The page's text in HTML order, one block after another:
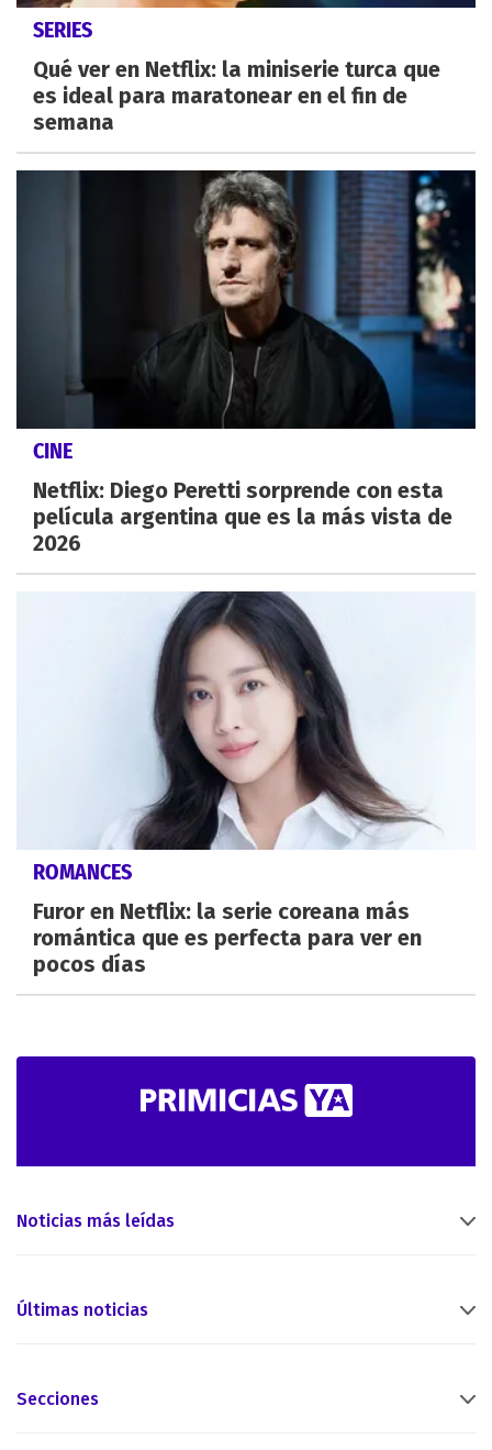
SERIES
Qué ver en Netflix: la miniserie turca que
es ideal para maratonear en el fin de
semana
CINE
Netflix: Diego Peretti sorprende con esta
película argentina que es la más vista de
2026
ROMANCES
Furor en Netflix: la serie coreana más
romántica que es perfecta para ver en
pocos días
Noticias más leídas
Últimas noticias
Secciones